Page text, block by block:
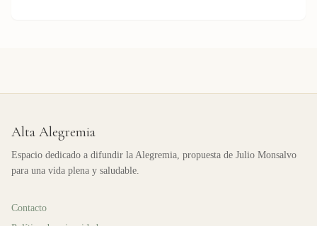
Alta Alegremia
Espacio dedicado a difundir la Alegremia, propuesta de Julio Monsalvo
para una vida plena y saludable.
Contacto